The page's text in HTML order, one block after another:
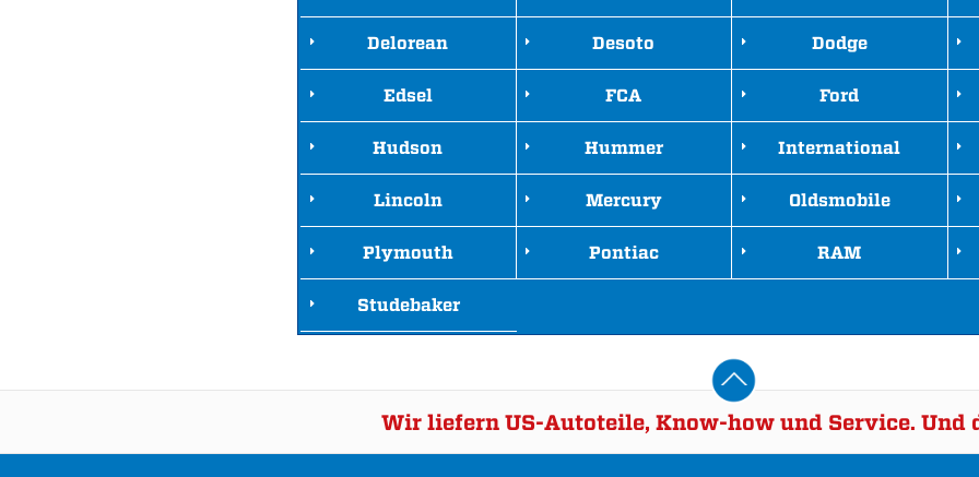
Delorean Desoto Dodge
Edsel FCA Ford
Hudson Hummer International
Lincoln Mercury Oldsmobile
Plymouth Pontiac RAM
Studebaker
Wir liefern US-Autoteile, Know-how und Service. Und